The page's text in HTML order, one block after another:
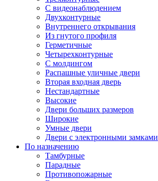
С видеонаблюдением
Двухконтурные
Внутреннего открывания
Из гнутого профиля
Герметичные
Четырехконтурные
С молдингом
Распашные уличные двери
Вторая входная дверь
Нестандартные
Высокие
Двери больших размеров
Широкие
Умные двери
Двери с электронными замками
По назначению
Тамбурные
Парадные
Противопожарные